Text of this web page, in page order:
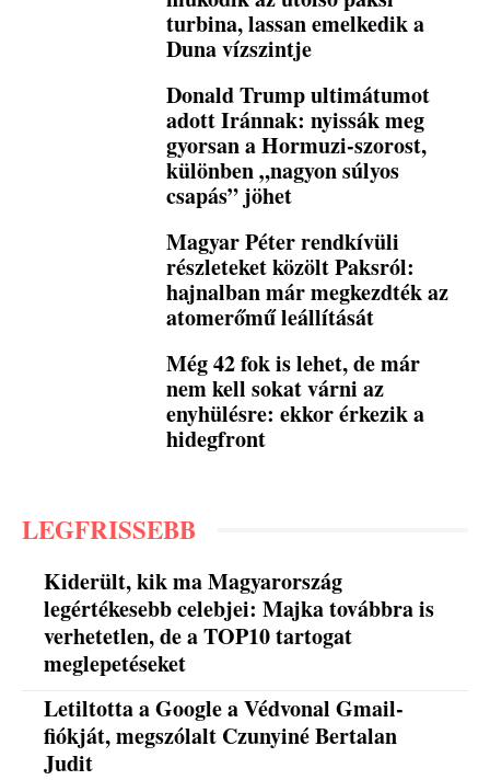
turbina, lassan emelkedik a
Duna vízszintje
Donald Trump ultimátumot
adott Iránnak: nyissák meg
gyorsan a Hormuzi-szorost,
különben „nagyon súlyos
csapás” jöhet
Magyar Péter rendkívüli
részleteket közölt Paksról:
hajnalban már megkezdték az
atomerőmű leállítását
Még 42 fok is lehet, de már
nem kell sokat várni az
enyhülésre: ekkor érkezik a
hidegfront
LEGFRISSEBB
Kiderült, kik ma Magyarország
legértékesebb celebjei: Majka továbbra is
verhetetlen, de a TOP10 tartogat
meglepetéseket
Letiltotta a Google a Védvonal Gmail-
fiókját, megszólalt Czunyiné Bertalan
Judit